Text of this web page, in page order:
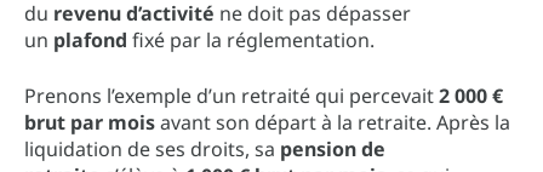
du revenu d’activité ne doit pas dépasser
un plafond fixé par la réglementation.
Prenons l’exemple d’un retraité qui percevait2 000 €
brut par moisavant son départ à la retraite. Après la
liquidation de ses droits, sa pension de